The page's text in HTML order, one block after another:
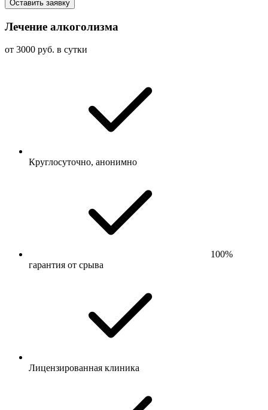
Оставить заявку
Лечение алкоголизма
от 3000 руб. в сутки
Круглосуточно, анонимно
100%
гарантия от срыва
Лицензированная клиника